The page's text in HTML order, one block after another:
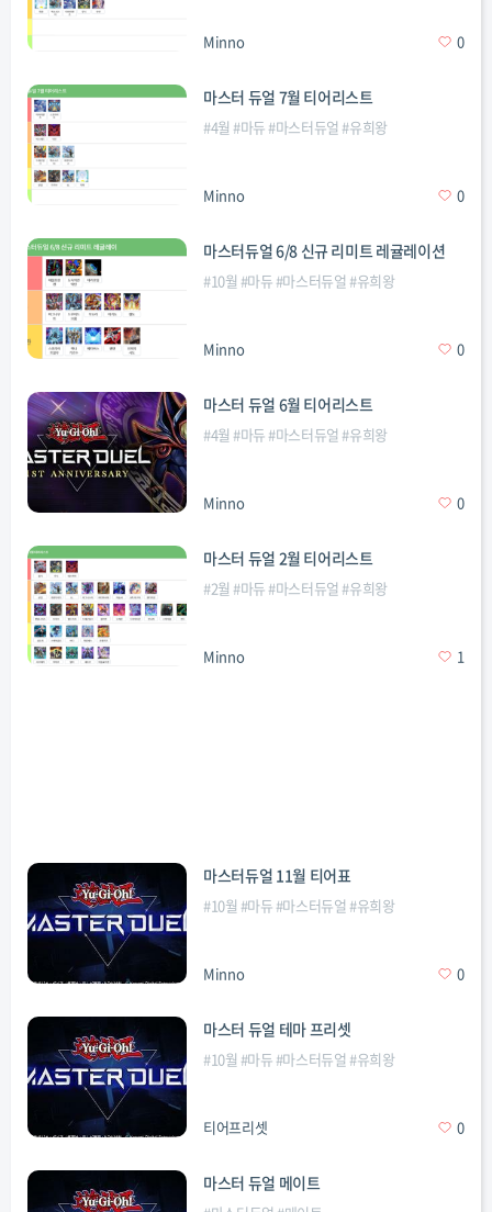
Minno 0
마스터 듀얼 7월 티어리스트
#4월 #마듀#마스터듀얼 #유희왕
Minno 0
마스터듀얼 6/8 신규 리미트 레귤레이션
#10월 #마듀#마스터듀얼 #유희왕
Minno 0
마스터 듀얼 6월 티어리스트
#4월 #마듀#마스터듀얼 #유희왕
Minno 0
마스터 듀얼 2월 티어리스트
#2월 #마듀#마스터듀얼 #유희왕
Minno 1
마스터듀얼 11월 티어표
#10월 #마듀#마스터듀얼 #유희왕
Minno 0
마스터 듀얼 테마 프리셋
#10월 #마듀#마스터듀얼 #유희왕
티어프리셋 0
마스터 듀얼 메이트